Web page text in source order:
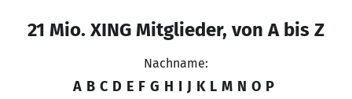
21 Mio. XING Mitglieder, von A bis Z
Nachname:
A B C D E F G H I J K L M N O P